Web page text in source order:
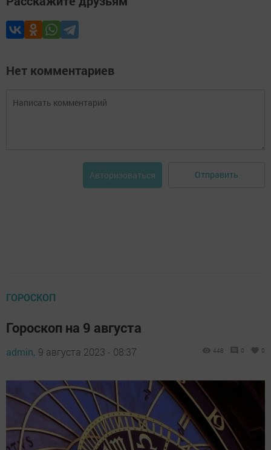
Нет комментариев
Авторизоваться Отправить
ГОРОСКОП
Гороскоп на 9 августа
admin, 9 августа 2023 - 08:37 448 0 0